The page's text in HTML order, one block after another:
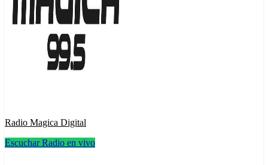
Radio Magica Digital
Escuchar Radio en vivo